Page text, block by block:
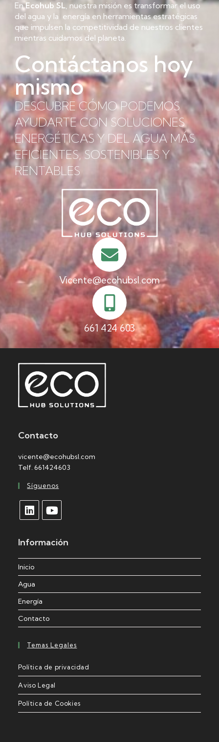
EnEcohub SL, nuestra misión es transformar el uso
del agua y la energía en herramientas estratégicas
que impulsen la competitividad de nuestros clientes
mientras cuidamos del planeta.
Contáctanos hoy
mismo
DESCUBRE CÓMO PODEMOS
AYUDARTE CON SOLUCIONES
ENERGÉTICAS Y DEL AGUA MÁS
EFICIENTES, SOSTENIBLES Y
RENTABLES
Vicente@ecohubsl.com
661 424 603
Contacto
vicente@ecohubsl.com
Telf. 661424603
Síguenos
Información
Inicio
Agua
Energía
Contacto
Temas Legales
Política de privacidad
Aviso Legal
Política de Cookies